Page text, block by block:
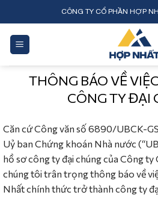
to
content
CÔNG TY CỔ PHẦN HỢP
THÔNG BÁO VỀ
CÔNG TY ĐẠI
Căn cứ Công văn số 6890/UBCK-
Uỷ ban Chứng khoán Nhà nước
hồ sơ công ty đại chúng của Công
chúng tôi trân trọng thông báo về
Nhất chính thức trở thành công ty